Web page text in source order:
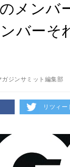
のメン
バーそ
ガジンサミット編集部
リツィー